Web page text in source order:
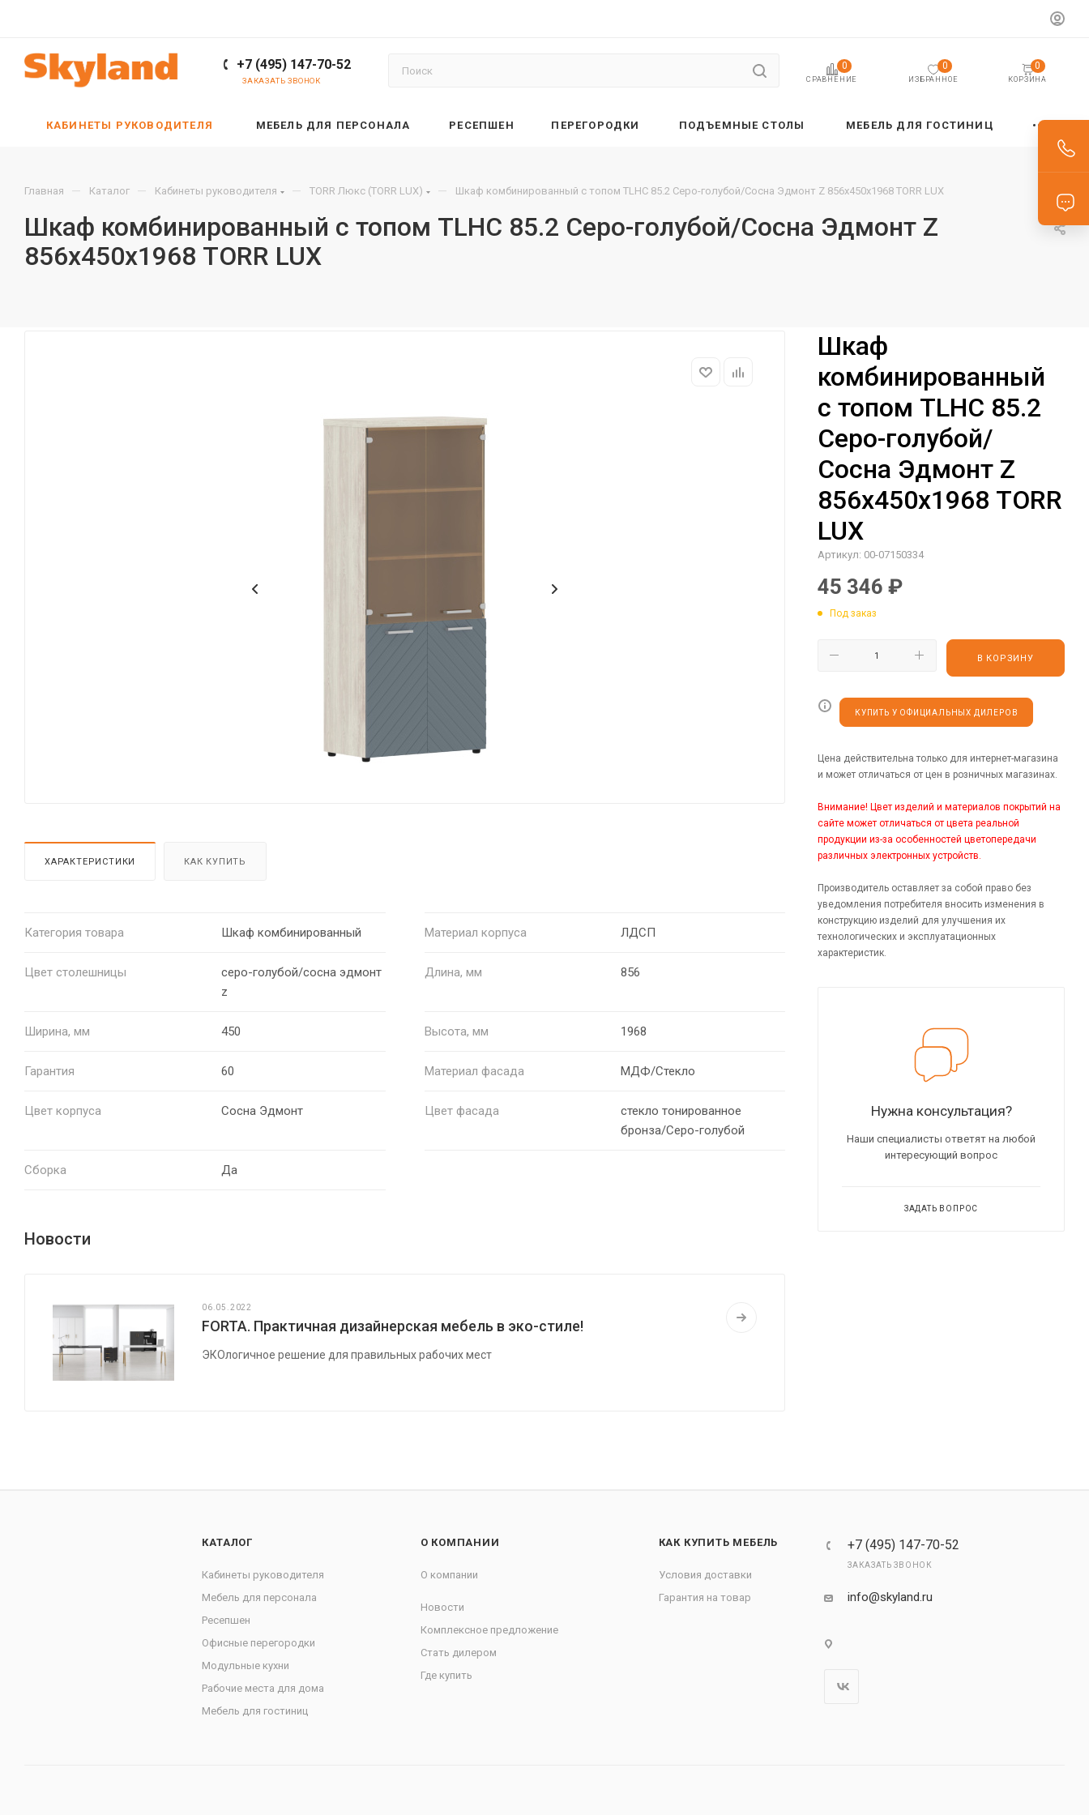
+7 (495) 147-70-52
ЗАКАЗАТЬ ЗВОНОК СРАВНЕНИЕ
0
ИЗБРАННОЕ
0
КОРЗИНА
0
КАБИНЕТЫ РУКОВОДИТЕЛЯ МЕБЕЛЬ ДЛЯ ПЕРСОНАЛА РЕСЕПШЕН ПЕРЕГОРОДКИ ПОДЪЕМНЫЕ СТОЛЫ МЕБЕЛЬ ДЛЯ ГОСТИНИЦ
Главная — Каталог — Кабинеты руководителя — TORR Люкс (TORR LUX) — Шкаф комбинированный с топом TLHC 85.2 Серо-голубой/Сосна Эдмонт Z 856х450х1968 TORR LUX
Шкаф комбинированный с топом TLHC 85.2 Серо-голубой/Сосна Эдмонт Z
856х450х1968 TORR LUX
ХАРАКТЕРИСТИКИ КАК КУПИТЬ
Категория товара Шкаф комбинированный Материал корпуса ЛДСП
Цвет столешницы
серо-голубой/сосна эдмонт
z
Длина, мм 856
Ширина, мм 450 Высота, мм 1968
Гарантия 60 Материал фасада МДФ/Стекло
Цвет корпуса Сосна Эдмонт Цвет фасада
стекло тонированное
бронза/Серо-голубой
Сборка Да
Новости
06.05.2022
FORTA. Практичная дизайнерская мебель в эко-стиле!
ЭКОлогичное решение для правильных рабочих мест
Шкаф
комбинированный
с топом TLHC 85.2
Серо-голубой/
Сосна Эдмонт Z
856х450х1968 TORR
LUX
Артикул: 00-07150334
45 346 ₽
Под заказ
В КОРЗИНУ
КУПИТЬ У ОФИЦИАЛЬНЫХ ДИЛЕРОВ
Цена действительна только для интернет-магазина
и может отличаться от цен в розничных магазинах.
Внимание! Цвет изделий и материалов покрытий на
сайте может отличаться от цвета реальной
продукции из-за особенностей цветопередачи
различных электронных устройств.
Производитель оставляет за собой право без
уведомления потребителя вносить изменения в
конструкцию изделий для улучшения их
технологических и эксплуатационных
характеристик.
Нужна консультация?
Наши специалисты ответят на любой
интересующий вопрос
ЗАДАТЬ ВОПРОС
КАТАЛОГ
Кабинеты руководителя
Мебель для персонала
Ресепшен
Офисные перегородки
Модульные кухни
Рабочие места для дома
Мебель для гостиниц
О КОМПАНИИ
О компании
Новости
Комплексное предложение
Стать дилером
Где купить
КАК КУПИТЬ МЕБЕЛЬ
Условия доставки
Гарантия на товар
+7 (495) 147-70-52
ЗАКАЗАТЬ ЗВОНОК
info@skyland.ru